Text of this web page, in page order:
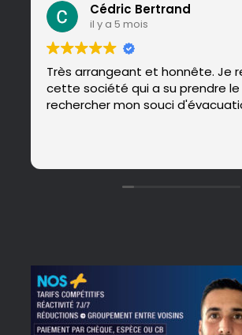
Cédric Bertrand
il y a 5 mois
Très arrangeant et honnête. Je
cette société qui a su prendre
rechercher mon souci